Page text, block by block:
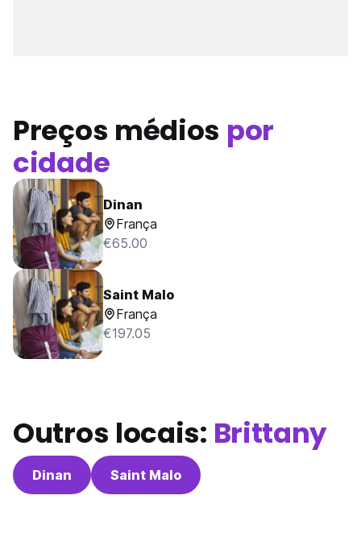
Preços médios por
cidade
Dinan
França
€65.00
Saint Malo
França
€197.05
Outros locais: Brittany
Dinan Saint Malo